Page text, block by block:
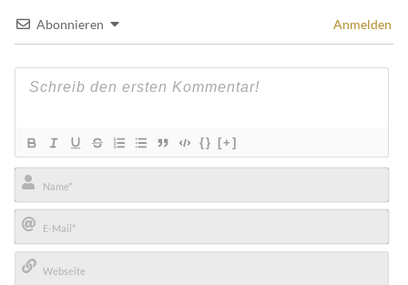
Abonnieren Anmelden
{} [+]
Name*
E-
Mail*